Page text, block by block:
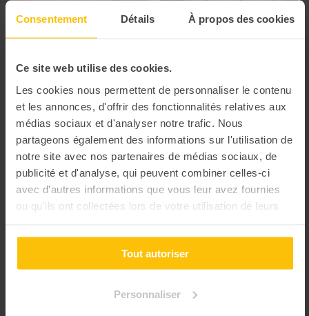
Consentement Détails À propos des cookies
Ce site web utilise des cookies.
Les cookies nous permettent de personnaliser le contenu
et les annonces, d'offrir des fonctionnalités relatives aux
médias sociaux et d'analyser notre trafic. Nous
partageons également des informations sur l'utilisation de
notre site avec nos partenaires de médias sociaux, de
publicité et d'analyse, qui peuvent combiner celles-ci
avec d'autres informations que vous leur avez fournies
ou qu'ils ont collectées lors de votre utilisation de leurs
Tout autoriser
Personnaliser
Burger Quiz 4.68
🍔 La secret sauce pour
passer un moment
d'exception
Qui veut gagner de
la cohésion ?
4.42
⭐️ Tentez de gagner le
grand lot de la cohésion